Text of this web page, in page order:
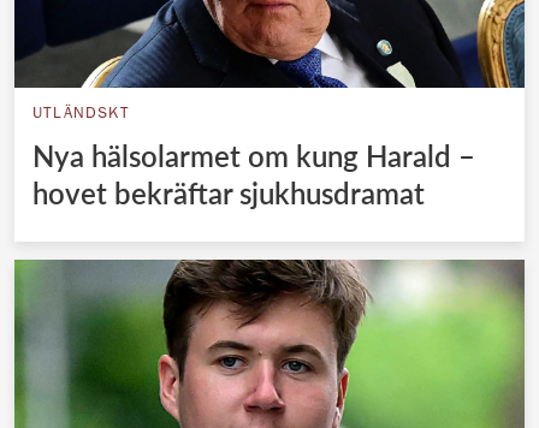
UTLÄNDSKT
Nya hälsolarmet om kung Harald –
hovet bekräftar sjukhusdramat